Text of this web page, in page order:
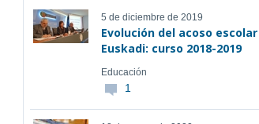
5 de diciembre de 2019
Evolución del acoso
Euskadi: curso 2018-2019
Educación
1